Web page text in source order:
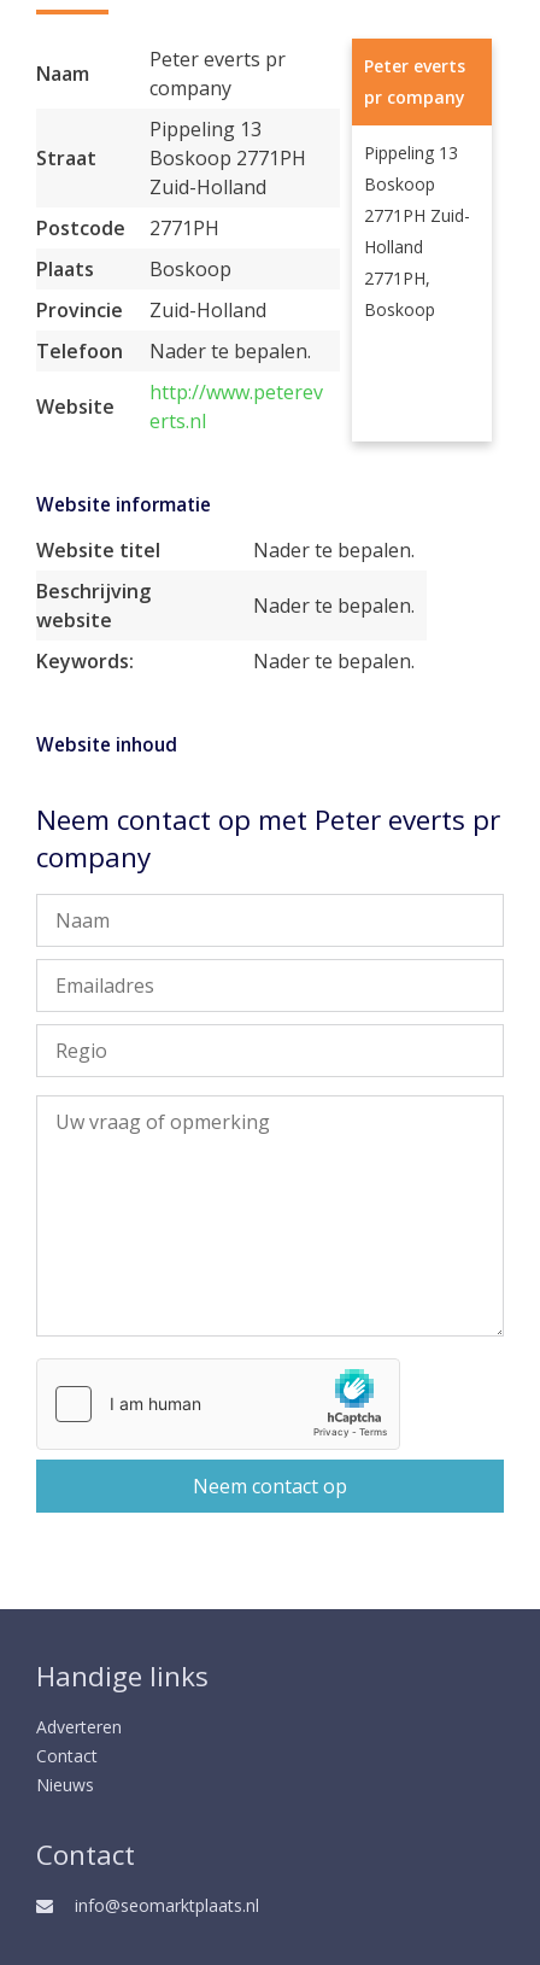
Naam
Peter everts pr
company
Straat
Pippeling 13
Boskoop 2771PH
Zuid-Holland
Postcode
2771PH
Plaats
Boskoop
Provincie
Zuid-Holland
Telefoon
Nader te bepalen.
Website
http://www.peterev
erts.nl
Peter everts
pr company
Pippeling 13
Boskoop
2771PH Zuid-
Holland
2771PH,
Boskoop
Website informatie
Website titel
Nader te bepalen.
Beschrijving
website
Nader te bepalen.
Keywords: Nader te bepalen.
Website inhoud
Neem contact op met Peter everts pr
company
Handige links
Adverteren
Contact
Nieuws
Contact
info@seomarktplaats.nl